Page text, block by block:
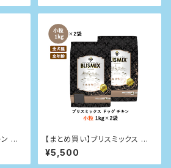
小
【まとめ買い】ブリスミックス ドッ
グ チキン 小粒 1kg×2袋
¥5,500